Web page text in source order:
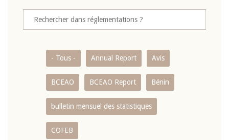
- Tous - Annual Report Avis
BCEAO BCEAO Report Bénin
bulletin mensuel des statistiques
COFEB